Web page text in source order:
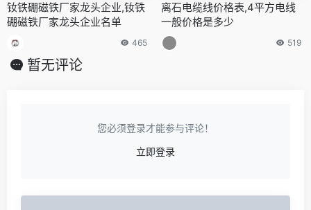
钕铁硼磁铁厂家龙头企业,钕铁
硼磁铁厂家龙头企业名单
465
离石电缆线价格表,4平方电线
一般价格是多少
519
暂无评论
您必须登录才能参与评论！
立即登录